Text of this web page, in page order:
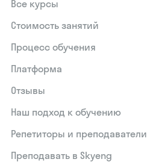
Все курсы
Стоимость занятий
Процесс обучения
Платформа
Отзывы
Наш подход к обучению
Репетиторы и преподаватели
Преподавать в Skyeng